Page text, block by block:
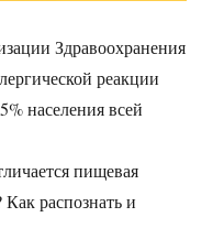
Здравоохранения
реакции
населения всей
пищевая
распознать и